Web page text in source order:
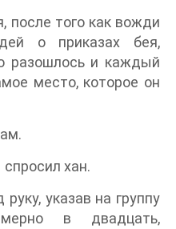
после того как вожди
о приказах бея,
разошлось и каждый
место, которое он
хан.
указав на группу
в двадцать,